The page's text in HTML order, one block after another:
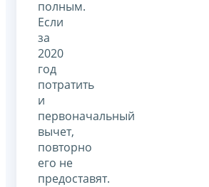
полным.
Если
за
2020
год
потратить
и
первоначальный
вычет,
повторно
его не
предоставят.